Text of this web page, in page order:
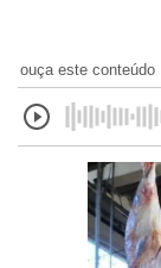
ouça este conteúdo